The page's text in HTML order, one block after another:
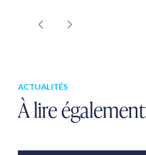
ACTUALITÉS
À lire également